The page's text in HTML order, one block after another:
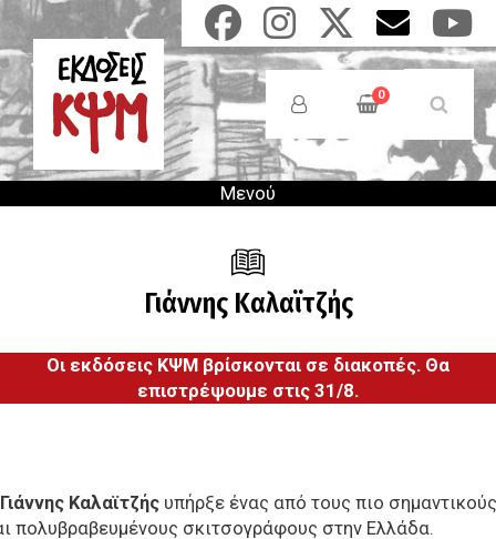
Παράκαμψη
προς
το
κυρίως
περιεχόμενο
Anonymous
Users
Menu
0
Μενού
Γιάννης Καλαϊτζής
Οι εκδόσεις ΚΨΜ βρίσκονται σε διακοπές. Θα
επιστρέψουμε στις 31/8.
Γιάννης Καλαϊτζής υπήρξε ένας από τους πιο σημαντικούς
πολυβραβευμένους σκιτσογράφους στην Ελλάδα.